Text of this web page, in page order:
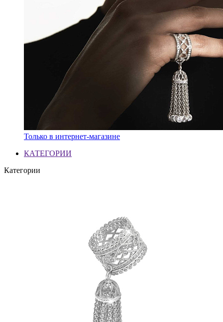
Только в интернет-магазине
КАТЕГОРИИ
Категории